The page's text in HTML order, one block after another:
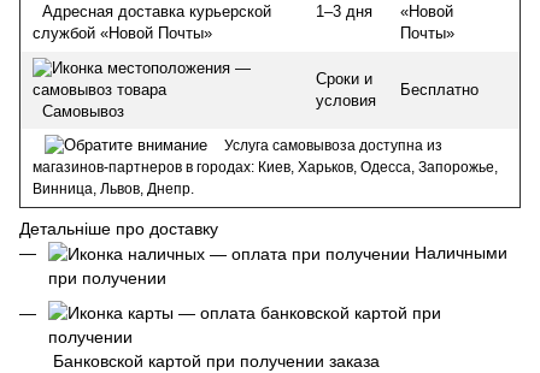
Адресная доставка курьерской
службой «Новой Почты»
1–3 дня
«Новой
Почты»
Самовывоз
Сроки и
условия
Бесплатно
Услуга самовывоза доступна из
магазинов-партнеров в городах: Киев, Харьков, Одесса, Запорожье,
Винница, Львов, Днепр.
Детальніше про доставку
Наличными
при получении
Банковской картой при получении заказа